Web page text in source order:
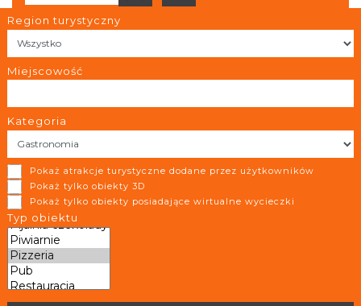
Region turystyczny
Miejscowość
Kategoria
Pokaż atrakcje turystyczne dodane przez użytkowników
Pokaż tylko obiekty 3D
Pokaż tylko obiekty posiadające wirtualne wycieczki
Typ obiektu
Liczba elementów:
Antalya- Doner Kebap
Pszczyna
Antalya- Doner Kebap
więcej >>